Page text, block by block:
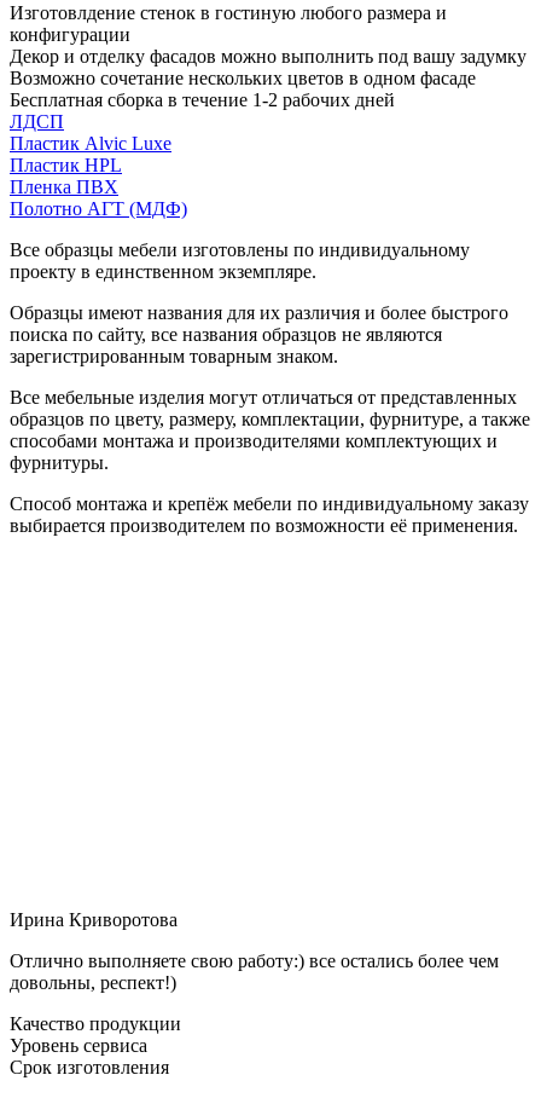
Изготовлдение стенок в гостиную любого размера и
конфигурации
Декор и отделку фасадов можно выполнить под вашу задумку
Возможно сочетание нескольких цветов в одном фасаде
Бесплатная сборка в течение 1-2 рабочих дней
ЛДСП
Пластик Alvic Luxe
Пластик HPL
Пленка ПВХ
Полотно АГТ (МДФ)
Все образцы мебели изготовлены по индивидуальному
проекту в единственном экземпляре.
Образцы имеют названия для их различия и более быстрого
поиска по сайту, все названия образцов не являются
зарегистрированным товарным знаком.
Все мебельные изделия могут отличаться от представленных
образцов по цвету, размеру, комплектации, фурнитуре, а также
способами монтажа и производителями комплектующих и
фурнитуры.
Способ монтажа и крепёж мебели по индивидуальному заказу
выбирается производителем по возможности её применения.
Ирина Криворотова
Отлично выполняете свою работу:) все остались более чем
довольны, респект!)
Качество продукции
Уровень сервиса
Срок изготовления